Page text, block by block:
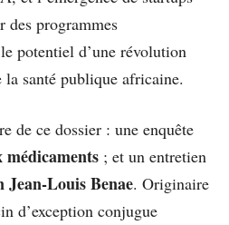
des programmes
potentiel d’une révolution
santé publique africaine.
de ce dossier : une enquête
médicaments ; et un entretien
Louis Benae. Originaire
d’exception conjugue